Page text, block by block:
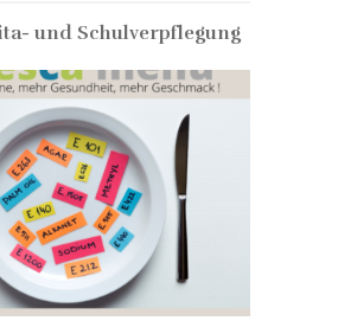
und Schulverpflegung